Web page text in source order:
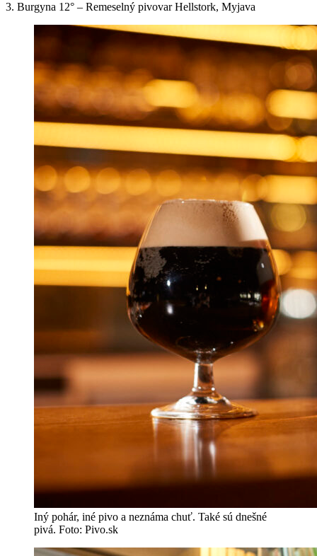
3. Burgyna 12° – Remeselný pivovar Hellstork, Myjava
Iný pohár, iné pivo a neznáma chuť. Také sú dnešné
pivá. Foto: Pivo.sk